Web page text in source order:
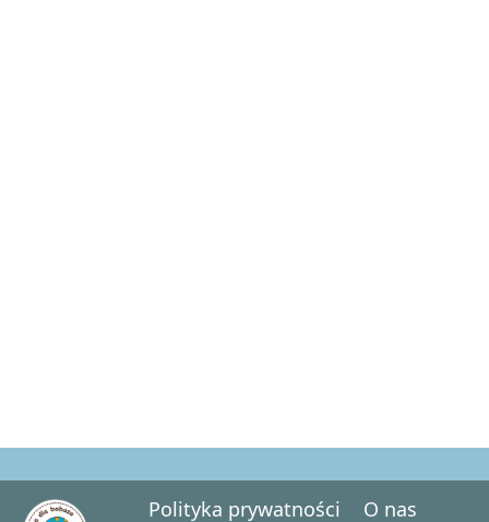
Polityka prywatności
O nas